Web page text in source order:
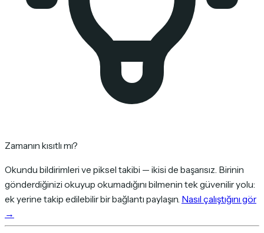
Zamanın kısıtlı mı?
Okundu bildirimleri ve piksel takibi — ikisi de başarısız. Birinin
gönderdiğinizi okuyup okumadığını bilmenin tek güvenilir yolu:
ek yerine takip edilebilir bir bağlantı paylaşın. Nasıl çalıştığını gör
→